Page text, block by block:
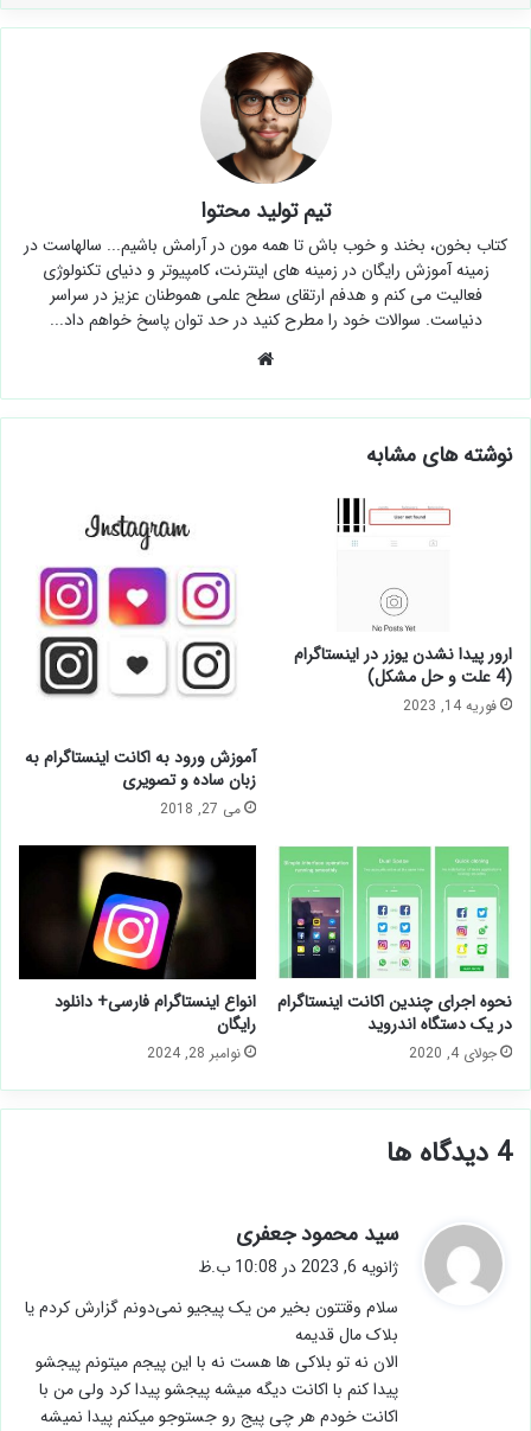
تیم تولید محتوا
کتاب بخون، بخند و خوب باش تا همه مون در آرامش باشیم... سالهاست در
زمینه آموزش رایگان در زمینه های اینترنت، کامپیوتر و دنیای تکنولوژی
فعالیت می کنم و هدفم ارتقای سطح علمی هموطنان عزیز در سراسر
دنیاست. سوالات خود را مطرح کنید در حد توان پاسخ خواهم داد...
نوشته های مشابه
ارور پیدا نشدن یوزر در اینستاگرام
(4 علت و حل مشکل)
فوریه 14, 2023
آموزش ورود به اکانت اینستاگرام به
زبان ساده و تصویری
می 27, 2018
نحوه اجرای چندین اکانت اینستاگرام
در یک دستگاه اندروید
جولای 4, 2020
انواع اینستاگرام فارسی+ دانلود
رایگان
نوامبر 28, 2024
‫4 دیدگاه ها
سید محمود جعفری
:
ژانویه 6, 2023 در 10:08 ب.ظ
سلام وقتتون بخیر من یک پیجیو نمی‌دونم گزارش کردم یا
بلاک مال قدیمه
الان نه تو بلاکی ها هست نه با این پیجم میتونم پیجشو
پیدا کنم با اکانت دیگه میشه پیجشو پیدا کرد ولی من با
اکانت خودم هر چی پیج رو جستوجو میکنم پیدا نمیشه